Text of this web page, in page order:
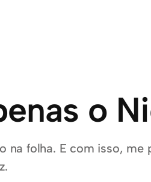
o
na folha. E com isso,